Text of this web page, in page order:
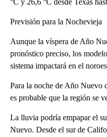
°C y 26,6 °C desde Texas
Previsión para la Nochevieja
Aunque la víspera de Año
pronóstico preciso, los
sistema impactará en el
Para la noche de Año Nuevo
es probable que la región se
La lluvia podría empapar el
Nuevo. Desde el sur de